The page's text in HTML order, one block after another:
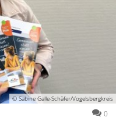
© Sabine Galle-Schäfer/Vogelsbergkreis
0